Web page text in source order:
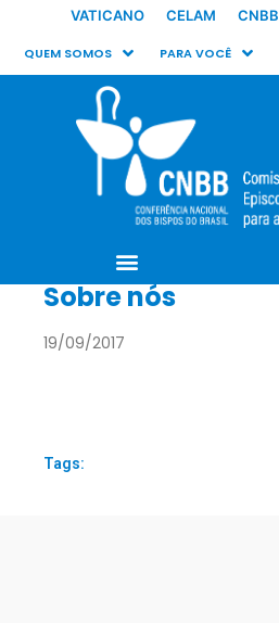
VATICANO CELAM CNBB
QUEM SOMOS PARA VOCÊ
Sobre nós
19/09/2017
Tags: